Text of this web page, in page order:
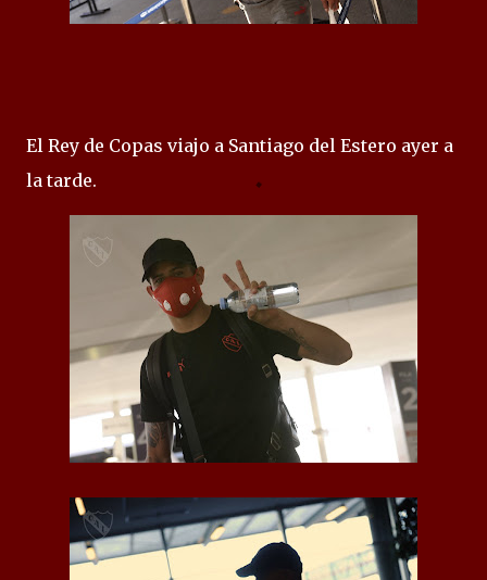
El Rey de Copas viajo a Santiago del Estero ayer a
la tarde.